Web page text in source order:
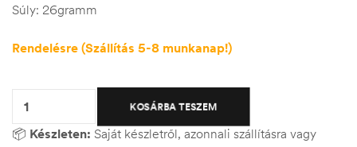
Súly: 26gramm
Rendelésre (Szállítás 5-8 munkanap!)
KOSÁRBA TESZEM
📦 Készleten: Saját készletről, azonnali szállításra vagy